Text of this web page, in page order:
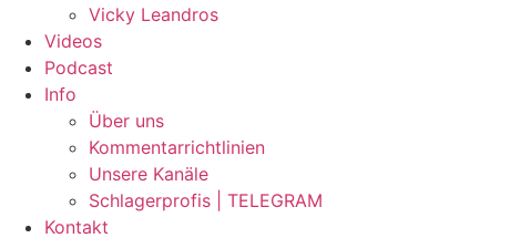
Vicky Leandros
Videos
Podcast
Info
Über uns
Kommentarrichtlinien
Unsere Kanäle
Schlagerprofis | TELEGRAM
Kontakt